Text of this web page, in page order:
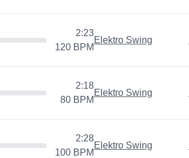
2:23
120 BPM
Elektro Swing
2:18
80 BPM
Elektro Swing
2:28
100 BPM
Elektro Swing